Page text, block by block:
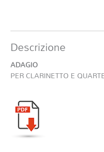
Descrizione
ADAGIO
PER CLARINETTO E